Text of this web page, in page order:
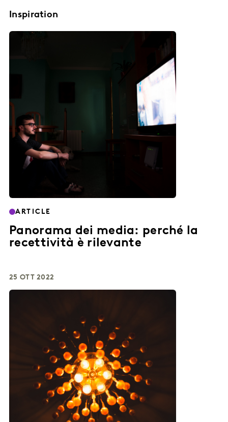
Inspiration
ARTICLE
Panorama dei media: perché la
recettività è rilevante
25 OTT 2022